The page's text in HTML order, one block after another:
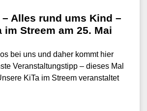
Alles rund ums Kind –
im Streem am 25. Mai
bei uns und daher kommt hier
Veranstaltungstipp – dieses Mal
KiTa im Streem veranstaltet